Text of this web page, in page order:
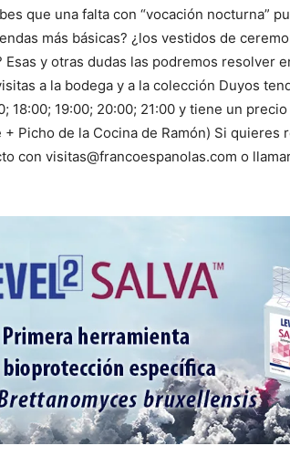
que una falta con “vocación nocturna”
más básicas? ¿los vestidos de
y otras dudas las podremos resolver
a la bodega y a la colección Duyos
18:00; 19:00; 20:00; 21:00 y tiene un
Picho de la Cocina de Ramón) Si quieres
con visitas@francoespanolas.com o